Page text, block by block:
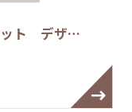
ット デザ…